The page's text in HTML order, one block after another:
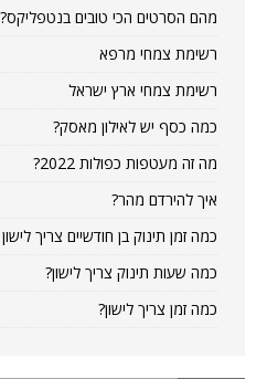
מהם הסרטים הכי טובים בנטפליקס?
רשימת צמחי מרפא
רשימת צמחי ארץ ישראל
כמה כסף יש לאילון מאסק?
מה זה מעטפות כפולות 2022?
איך להירדם מהר?
כמה זמן תינוק בן חודשיים צריך לישון
כמה שעות תינוק צריך לישון?
כמה זמן צריך לישון?